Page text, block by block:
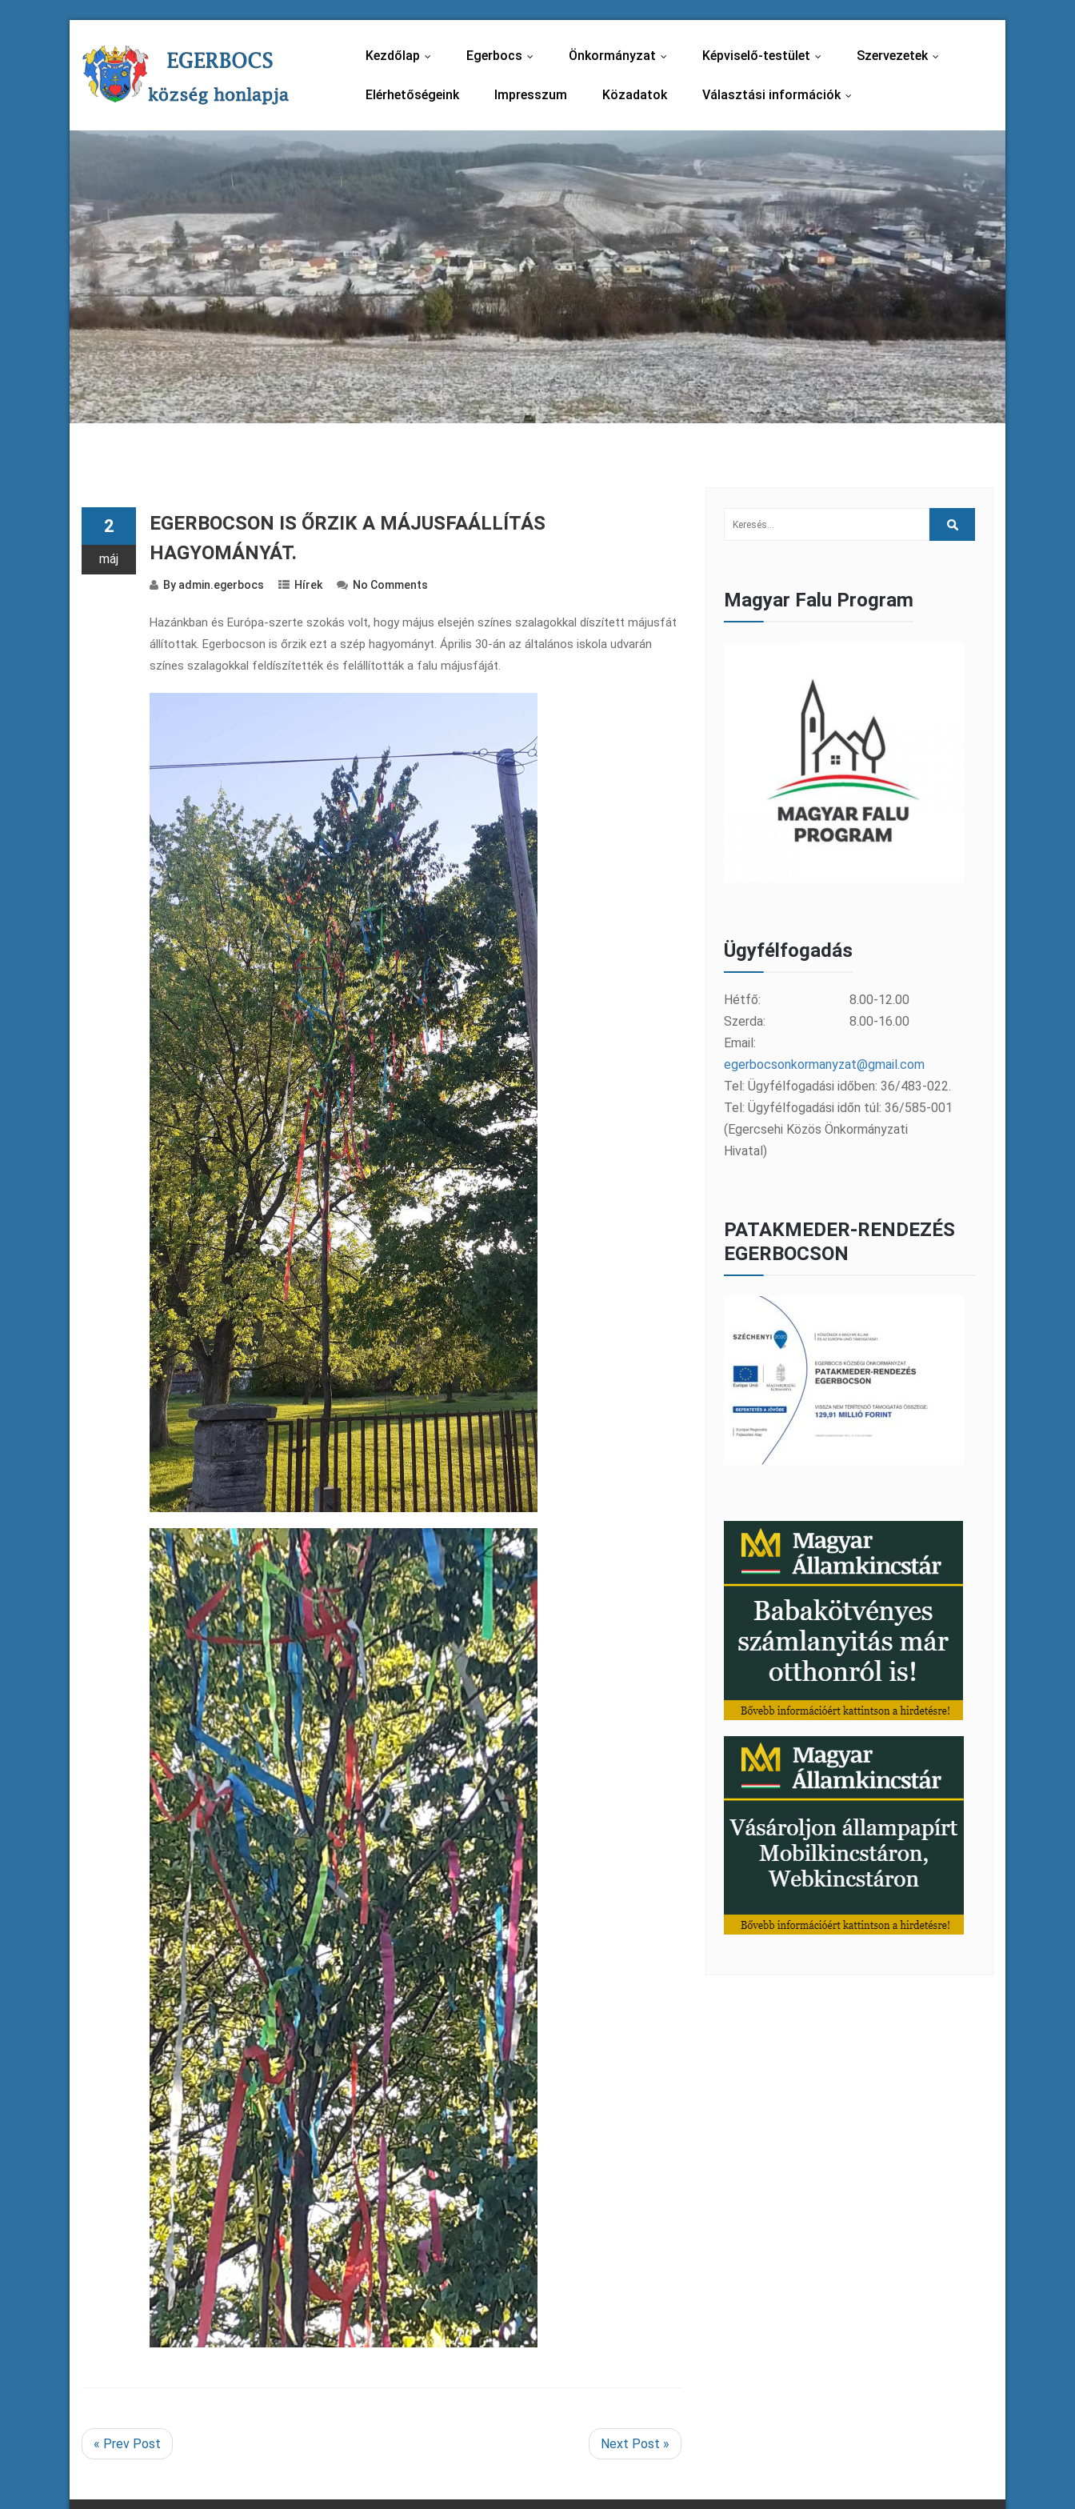
Kezdőlap Egerbocs Önkormányzat Képviselő-testület Szervezetek
Elérhetőségeink Impresszum Közadatok Választási információk
2
máj
EGERBOCSON IS ŐRZIK A MÁJUSFAÁLLÍTÁS
HAGYOMÁNYÁT.
By admin.egerbocs Hírek No Comments
Hazánkban és Európa-szerte szokás volt, hogy május elsején színes szalagokkal díszített májusfát
állítottak. Egerbocson is őrzik ezt a szép hagyományt. Április 30-án az általános iskola udvarán
színes szalagokkal feldíszítették és felállították a falu májusfáját.
« Prev Post Next Post »
Magyar Falu Program
Ügyfélfogadás
Hétfő:
8.00-12.00
Szerda:
8.00-16.00
Email:
egerbocsonkormanyzat@gmail.com
Tel: Ügyfélfogadási időben: 36/483-022.
Tel: Ügyfélfogadási időn túl: 36/585-001
(Egercsehi Közös Önkormányzati
Hivatal)
PATAKMEDER-RENDEZÉS
EGERBOCSON